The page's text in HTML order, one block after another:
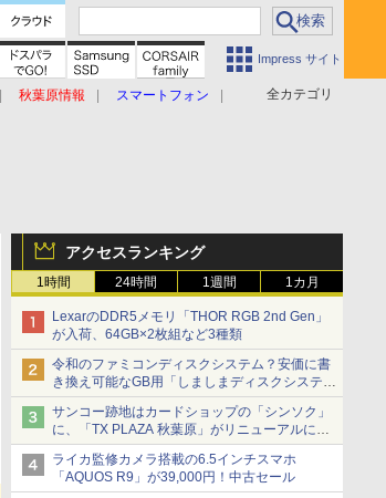
Impress サイト
全カテゴリ
秋葉原情報
スマートフォン
アクセスランキング
1時間 24時間 1週間 1カ月
LexarのDDR5メモリ「THOR RGB 2nd Gen」
が入荷、64GB×2枚組など3種類
令和のファミコンディスクシステム？安価に書
き換え可能なGB用「しましまディスクシステ
ム」
サンコー跡地はカードショップの「シンソク」
に、「TX PLAZA 秋葉原」がリニューアルに伴
い一時休業、ジャンクのDDR2メモリが100円
で販売など～ 最近の秋葉原 ～
ライカ監修カメラ搭載の6.5インチスマホ
「AQUOS R9」が39,000円！中古セール